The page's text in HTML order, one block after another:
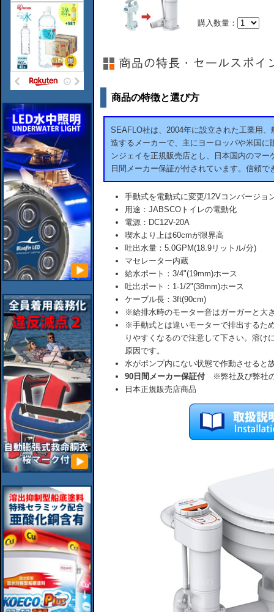
購入数量：
商品の特徴と選び方
SEAFLO社は、2004年に設立された工業用
造するメーカーで、主にヨーロッパや米国
ンジェイを正規販売店とし、日本国内のマ
日間メーカー保証が付されています。信頼で
手動式を電動式に変更/12Vコンバージョ
用途：JABSCOトイレの電動化
電源：DC12V-20A
喫水より上は60cmが限界高
吐出水量：5.0GPM(18.9リットル/分)
マセレーター内蔵
給水ポート：3/4"(19mm)ホース
吐出ポート：1-1/2"(38mm)ホース
ケーブル長：3ft(90cm)
※給排水時のモーター音はガーガーと大
※手動式とは違いモーターで排出するた
りやすくなるので注意して下さい。溶け
原因です。
水がポンプ内にない状態で作動させると
90日間メーカー保証付※弊社及び弊社の
日本正規販売店商品